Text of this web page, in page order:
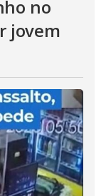
no
jovem